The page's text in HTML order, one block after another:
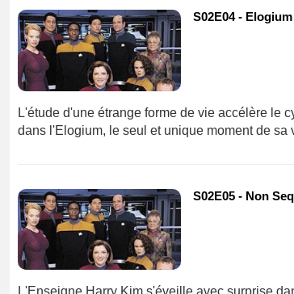
S02E04 - Elogium
L'étude d'une étrange forme de vie accélère le
dans l'Elogium, le seul et unique moment de sa
S02E05 - Non